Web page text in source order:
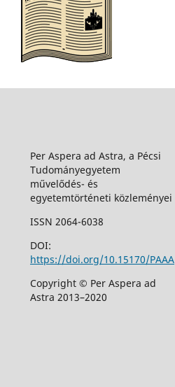
Per Aspera ad Astra, a Pécsi
Tudományegyetem
művelődés- és
egyetemtörténeti közleményei
ISSN 2064-6038
DOI:
https://doi.org/10.15170/PAAA
Copyright © Per Aspera ad
Astra 2013–2020